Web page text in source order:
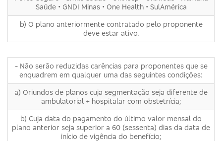
Saúde • GNDI Minas • One Health • SulAmérica
b) O plano anteriormente contratado pelo proponente
deve estar ativo.
- Não serão reduzidas carências para proponentes que se
enquadrem em qualquer uma das seguintes condições:
a) Oriundos de planos cuja segmentação seja diferente de
ambulatorial + hospitalar com obstetrícia;
b) Cuja data do pagamento do último valor mensal do
plano anterior seja superior a 60 (sessenta) dias da data de
início de vigência do benefício;